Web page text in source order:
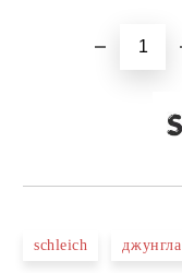
schleich джунгла